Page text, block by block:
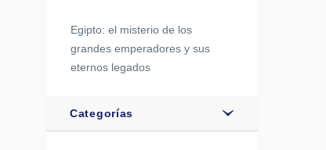
Egipto: el misterio de los
grandes emperadores y sus
eternos legados
Categorías